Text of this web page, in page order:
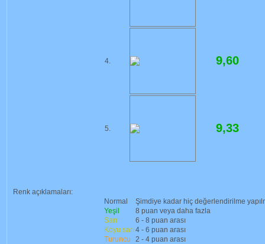
4. 9,60
5. 9,33
Renk açıklamaları:
Normal
Şimdiye kadar hiç değerlendirilme
Yeşil
8 puan veya daha fazla
Sarı
6 - 8 puan arası
Koyu sarı4 - 6 puan arası
Turuncu
2 - 4 puan arası